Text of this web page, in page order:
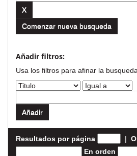
Comenzar nueva busqueda
Añadir filtros:
Usa los filtros para afinar la busqueda.
Resultados por página |
En orden